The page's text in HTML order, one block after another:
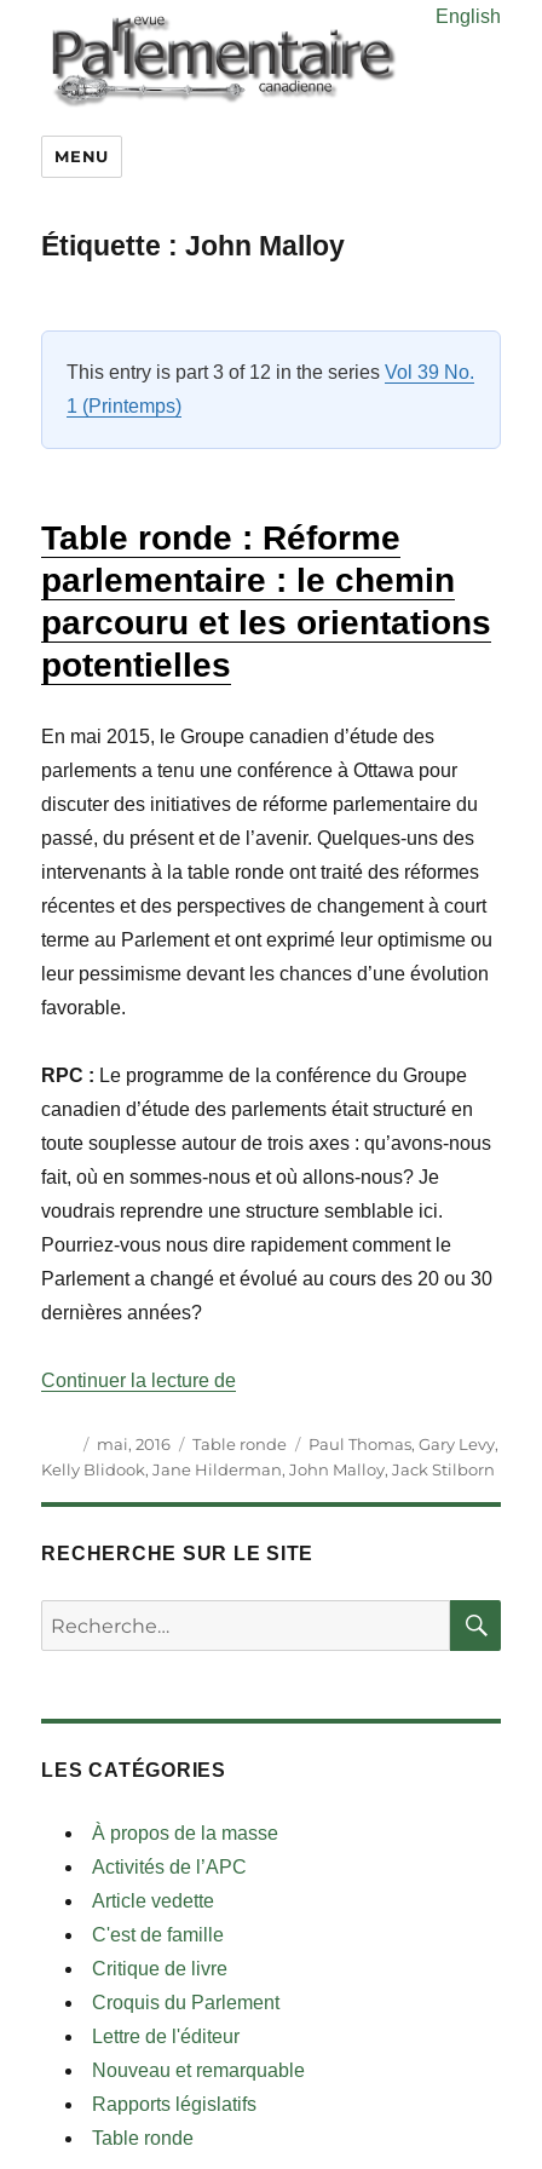
English
MENU
Étiquette :John Malloy
This entry is part 3 of 12 in the seriesVol 39 No.
1 (Printemps)
Table ronde : Réforme
parlementaire : le chemin
parcouru et les orientations
potentielles
En mai 2015, le Groupe canadien d’étude des
parlements a tenu une conférence à Ottawa pour
discuter des initiatives de réforme parlementaire du
passé, du présent et de l’avenir. Quelques-uns des
intervenants à la table ronde ont traité des réformes
récentes et des perspectives de changement à court
terme au Parlement et ont exprimé leur optimisme ou
leur pessimisme devant les chances d’une évolution
favorable.
RPC : Le programme de la conférence du Groupe
canadien d’étude des parlements était structuré en
toute souplesse autour de trois axes : qu’avons-nous
fait, où en sommes-nous et où allons-nous? Je
voudrais reprendre une structure semblable ici.
Pourriez-vous nous dire rapidement comment le
Parlement a changé et évolué au cours des 20 ou 30
dernières années?
Continuer la lecture de« Table ronde : Réforme
Auteur
Publié
le
mai, 2016 Catégories
Table ronde Étiquettes
Paul Thomas,Gary Levy,
Kelly Blidook,Jane Hilderman,John Malloy,Jack Stilborn
RECHERCHE SUR LE SITE
Rechercher :
LES CATÉGORIES
À propos de la masse
Activités de l’APC
Article vedette
C'est de famille
Critique de livre
Croquis du Parlement
Lettre de l'éditeur
Nouveau et remarquable
Rapports législatifs
Table ronde